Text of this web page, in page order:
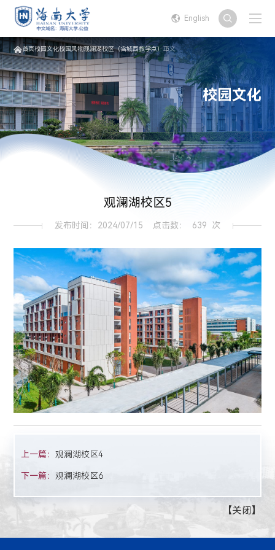
English
首页校园文化校园风物观澜湖校区（含城西教学点）正文
校园文化
观澜湖校区5
发布时间：2024/07/15 点击数： 639 次
上一篇：观澜湖校区4
下一篇：观澜湖校区6
【关闭 】